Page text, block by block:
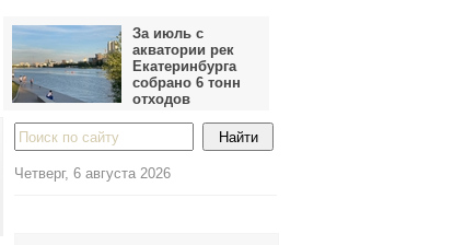
За июль с
акватории рек
Екатеринбурга
собрано 6 тонн
отходов
Четверг, 6 августа 2026